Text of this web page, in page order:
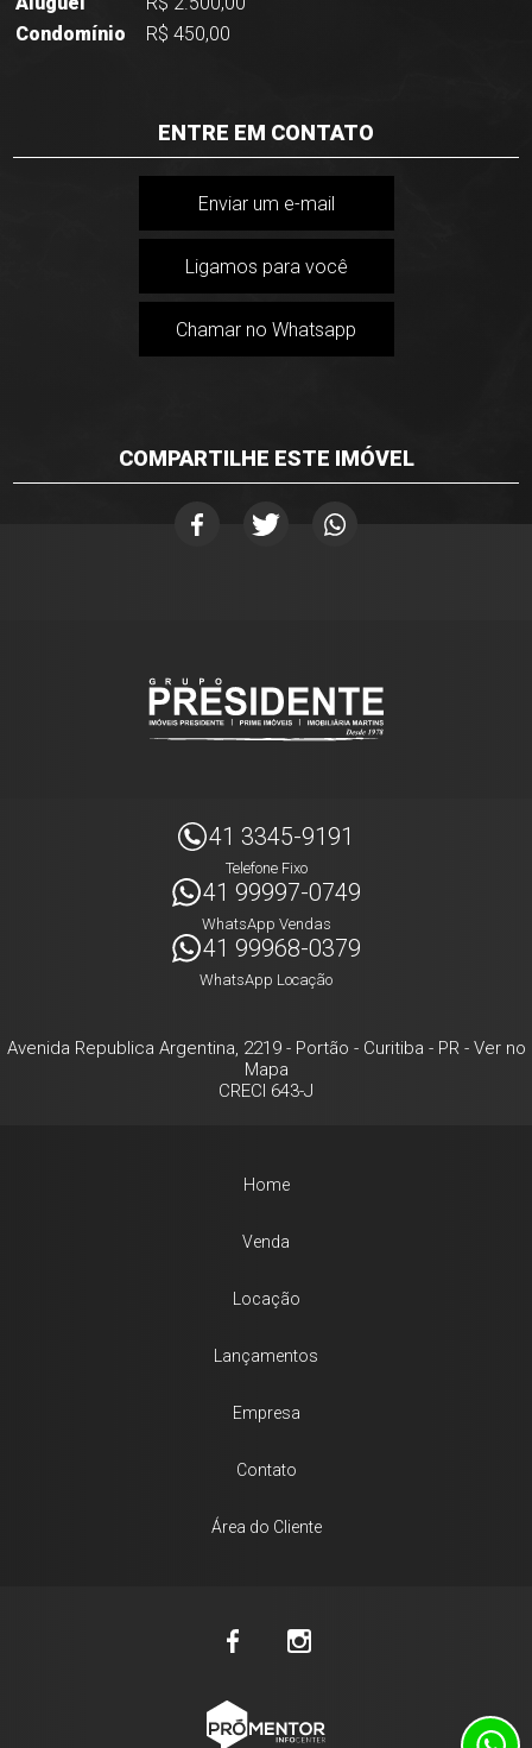
Condomínio
R$ 450,00
ENTRE EM CONTATO
Enviar um e-mail
Ligamos para você
Chamar no Whatsapp
COMPARTILHE ESTE IMÓVEL
41 3345-9191
Telefone Fixo
41 99997-0749
WhatsApp Vendas
41 99968-0379
WhatsApp Locação
Avenida Republica Argentina, 2219- Portão - Curitiba - PR- Ver no
Mapa
CRECI 643-J
Home
Venda
Locação
Lançamentos
Empresa
Contato
Área do Cliente